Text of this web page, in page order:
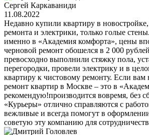
Сергей Каркаваниди
11.08.2022
Недавно купили квартиру в новостройке,
ремонта и электрики, только голые
именно в «Академия комфорта», цены
черновой ремонт обошелся в 2 000
превосходно выполнили стяжку пола,
перегородки, провели электрику и в
квартиру к чистовому ремонту. Если
ремонт квартир в Москве – это в
рекомендую!производится вовремя, без
«Курьеры» отлично справляются с
вежливые и всегда помогут в
советую эту компанию для